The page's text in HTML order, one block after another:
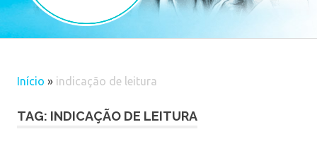
Início » indicação de leitura
TAG: INDICAÇÃO DE LEITURA